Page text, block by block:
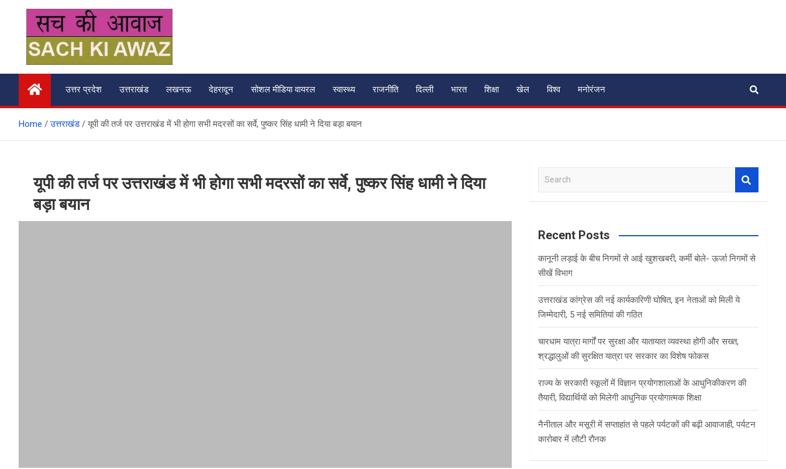
content
सच की आवाज
उत्तर प्रदेश उत्तराखंड लखनऊ देहरादून सोशल मीडिया वायरल स्वास्थ्य राजनीति दिल्ली भारत शिक्षा खेल विश्व मनोरंजन
Home उत्तराखंड यूपी की तर्ज पर उत्तराखंड में भी होगा सभी मदरसों का सर्वे, पुष्कर सिंह धामी ने दिया बड़ा बयान
यूपी की तर्ज पर उत्तराखंड में भी होगा सभी मदरसों का सर्वे, पुष्कर सिंह धामी ने दिया
बड़ा बयान
a
c
Recent Posts
कानूनी लड़ाई के बीच निगमों से आई खुशखबरी, कर्मी बोले- ऊर्जा निगमों से
सीखें विभाग
उत्तराखंड कांग्रेस की नई कार्यकारिणी घोषित, इन नेताओं को मिली ये
जिम्मेदारी, 5 नई समितियां की गठित
चारधाम यात्रा मार्गों पर सुरक्षा और यातायात व्यवस्था होगी और सख्त,
श्रद्धालुओं की सुरक्षित यात्रा पर सरकार का विशेष फोकस
राज्य के सरकारी स्कूलों में विज्ञान प्रयोगशालाओं के आधुनिकीकरण की
तैयारी, विद्यार्थियों को मिलेगी आधुनिक प्रयोगात्मक शिक्षा
नैनीताल और मसूरी में सप्ताहांत से पहले पर्यटकों की बढ़ी आवाजाही, पर्यटन
कारोबार में लौटी रौनक